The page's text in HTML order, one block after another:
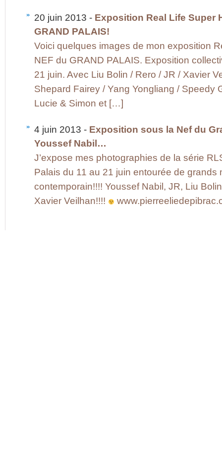
20 juin 2013 - Exposition Real Life Super
GRAND PALAIS!
Voici quelques images de mon exposition
NEF du GRAND PALAIS. Exposition
21 juin. Avec Liu Bolin / Rero / JR / Xavier
Shepard Fairey / Yang Yongliang / Speedy
Lucie & Simon et […]
4 juin 2013 - Exposition sous la Nef du
Youssef Nabil…
J’expose mes photographies de la série
Palais du 11 au 21 juin entourée de grands
contemporain!!!! Youssef Nabil, JR, Liu
Xavier Veilhan!!!!